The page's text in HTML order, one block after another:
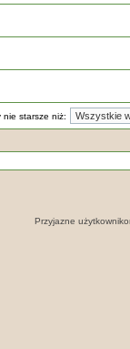
nie starsze niż:
Przyjazne